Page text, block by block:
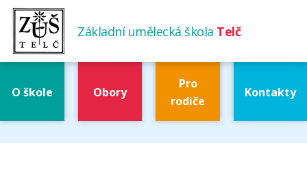
Základní umělecká škola Telč
O škole Obory
Pro
rodiče
Kontakty